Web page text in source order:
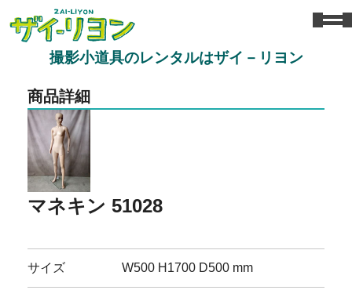
撮影小道具のレンタルはザイ－リヨン
商品詳細
マネキン 51028
サイズ W500 H1700 D500 mm